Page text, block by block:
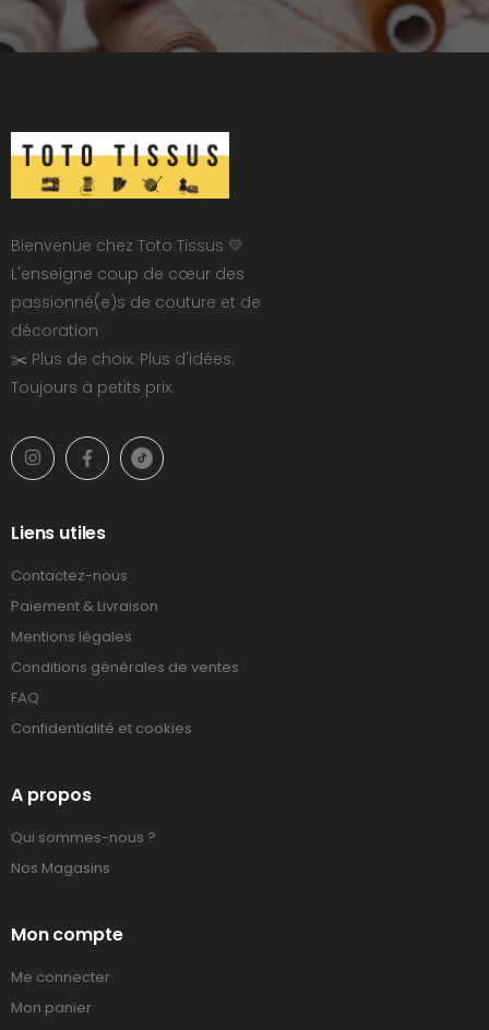
Bienvenue chez Toto Tissus 💛
L'enseigne coup de cœur des
passionné(e)s de couture et de
décoration
✂️ Plus de choix. Plus d'idées.
Toujours à petits prix.
Liens utiles
Contactez-nous
Paiement & Livraison
Mentions légales
Conditions générales de ventes
FAQ
Confidentialité et cookies
A propos
Qui sommes-nous ?
Nos Magasins
Mon compte
Me connecter
Mon panier